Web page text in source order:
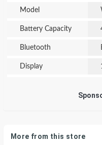
Model
Battery Capacity
Bluetooth
Display
More from this store